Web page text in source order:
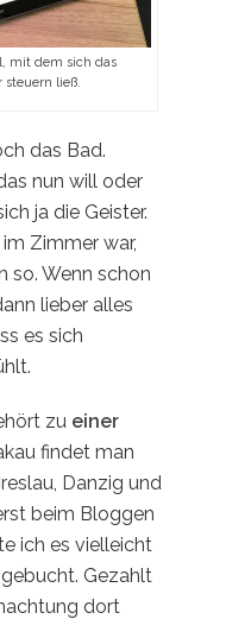
mit dem sich das
ließ.
das Bad.
nun will oder
ja die Geister.
Zimmer war,
so. Wenn schon
lieber alles
es sich
zu einer
findet man
Danzig und
beim Bloggen
ich es vielleicht
Gezahlt
dort